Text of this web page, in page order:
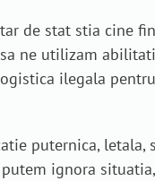
de stat stia cine
ne utilizam
ilegala
puternica,
ignora